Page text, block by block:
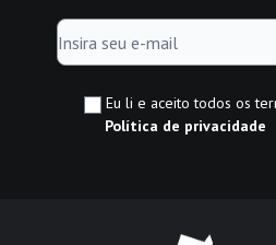
Eu li e aceito todos os
Política de privacidade